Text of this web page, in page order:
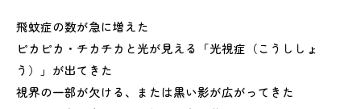
飛蚊症の数が急に増えた
ピカピカ・チカチカと光が見える「光視症（こうししょ
う）」が出てきた
視界の一部が欠ける、または黒い影が広がってきた